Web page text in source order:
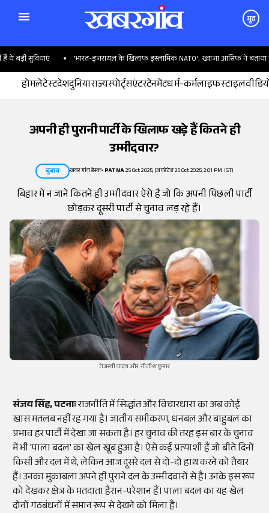
मूड
सुविधाएं 'भारत-इजरायल के खिलाफ इस्लामिक NATO', ख्वाजा आसिफ ने बताया
होमलेटेस्टदेशदुनियाराज्यस्पोर्ट्सएंटरटेनमेंटधर्म-कर्मलाइफस्टाइल
अपनी ही पुरानी पार्टी के खिलाफ खड़े हैं कितने ही
उम्मीदवार?
चुनाव खबरगांव डेस्क•PATNA25 Oct 2025, (अपडेटेड 25 Oct 2025, 2:01 PM IST)
बिहार में न जाने कितने ही उम्मीदवार ऐसे हैं जो कि अपनी पिछली पार्टी
छोड़कर दूसरी पार्टी से चुनाव लड़ रहे हैं।
तेजस्वी यादव और नीतीश कुमार
संजय सिंह, पटनाःराजनीति में सिद्धांत और विचारधारा का अब कोई
खास मतलब नहीं रह गया है। जातीय समीकरण, धनबल और बाहुबल का
प्रभाव हर पार्टी में देखा जा सकता है। हर चुनाव की तरह इस बार के चुनाव
में भी 'पाला बदल' का खेल खूब हुआ है। ऐसे कई प्रत्याशी हैं जो बीते दिनों
किसी और दल में थे, लेकिन आज दूसरे दल से दो-दो हाथ करने को तैयार
हैं। उनका मुकाबला अपने ही पुराने दल के उम्मीदवारों से है। उनके इस रूप
को देखकर क्षेत्र के मतदाता हैरान-परेशान हैं। पाला बदल का यह खेल
दोनों गठबंधनों में समान रूप से देखने को मिला है।